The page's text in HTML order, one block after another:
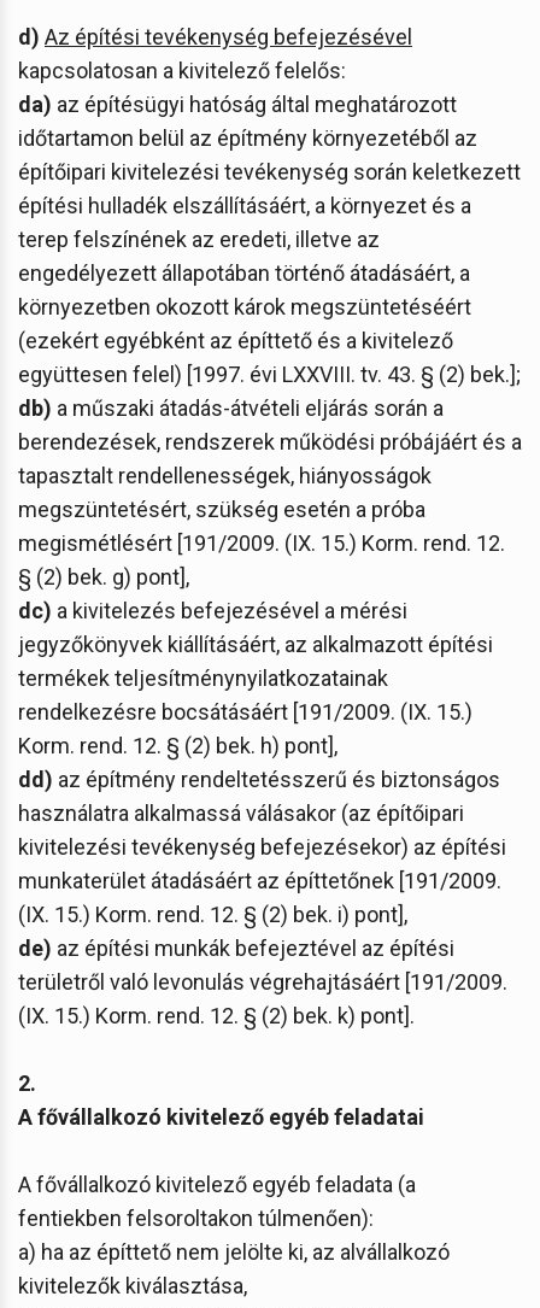
d) Az építési tevékenység befejezésével
kapcsolatosan a kivitelező felelős:
da) az építésügyi hatóság által meghatározott
időtartamon belül az építmény környezetéből az
építőipari kivitelezési tevékenység során keletkezett
építési hulladék elszállításáért, a környezet és a
terep felszínének az eredeti, illetve az
engedélyezett állapotában történő átadásáért, a
környezetben okozott károk megszüntetéséért
(ezekért egyébként az építtető és a kivitelező
együttesen felel) [1997. évi LXXVIII. tv. 43. § (2) bek.];
db) a műszaki átadás-átvételi eljárás során a
berendezések, rendszerek működési próbájáért és a
tapasztalt rendellenességek, hiányosságok
megszüntetésért, szükség esetén a próba
megismétlésért [191/2009. (IX. 15.) Korm. rend. 12.
§ (2) bek. g) pont],
dc) a kivitelezés befejezésével a mérési
jegyzőkönyvek kiállításáért, az alkalmazott építési
termékek teljesítménynyilatkozatainak
rendelkezésre bocsátásáért [191/2009. (IX. 15.)
Korm. rend. 12. § (2) bek. h) pont],
dd) az építmény rendeltetésszerű és biztonságos
használatra alkalmassá válásakor (az építőipari
kivitelezési tevékenység befejezésekor) az építési
munkaterület átadásáért az építtetőnek [191/2009.
(IX. 15.) Korm. rend. 12. § (2) bek. i) pont],
de) az építési munkák befejeztével az építési
területről való levonulás végrehajtásáért [191/2009.
(IX. 15.) Korm. rend. 12. § (2) bek. k) pont].
2.
A fővállalkozó kivitelező egyéb feladatai
A fővállalkozó kivitelező egyéb feladata (a
fentiekben felsoroltakon túlmenően):
a) ha az építtető nem jelölte ki, az alvállalkozó
kivitelezők kiválasztása,